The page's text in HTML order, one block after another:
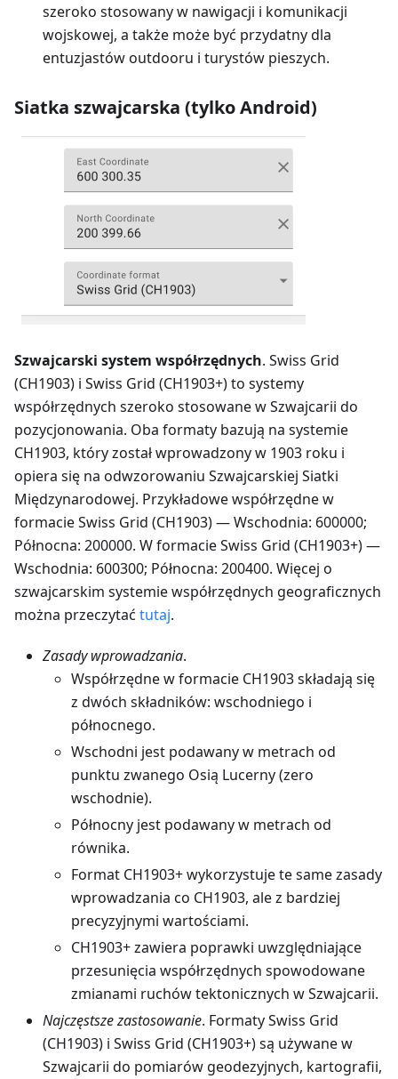
szeroko stosowany w nawigacji i komunikacji
wojskowej, a także może być przydatny dla
entuzjastów outdooru i turystów pieszych.
Siatka szwajcarska (tylko Android)
Szwajcarski system współrzędnych. Swiss Grid
(CH1903) i Swiss Grid (CH1903+) to systemy
współrzędnych szeroko stosowane w Szwajcarii do
pozycjonowania. Oba formaty bazują na systemie
CH1903, który został wprowadzony w 1903 roku i
opiera się na odwzorowaniu Szwajcarskiej Siatki
Międzynarodowej. Przykładowe współrzędne w
formacie Swiss Grid (CH1903) — Wschodnia: 600000;
Północna: 200000. W formacie Swiss Grid (CH1903+) —
Wschodnia: 600300; Północna: 200400. Więcej o
szwajcarskim systemie współrzędnych geograficznych
można przeczytać tutaj.
Zasady wprowadzania.
Współrzędne w formacie CH1903 składają się
z dwóch składników: wschodniego i
północnego.
Wschodni jest podawany w metrach od
punktu zwanego Osią Lucerny (zero
wschodnie).
Północny jest podawany w metrach od
równika.
Format CH1903+ wykorzystuje te same zasady
wprowadzania co CH1903, ale z bardziej
precyzyjnymi wartościami.
CH1903+ zawiera poprawki uwzględniające
przesunięcia współrzędnych spowodowane
zmianami ruchów tektonicznych w Szwajcarii.
Najczęstsze zastosowanie. Formaty Swiss Grid
(CH1903) i Swiss Grid (CH1903+) są używane w
Szwajcarii do pomiarów geodezyjnych, kartografii,